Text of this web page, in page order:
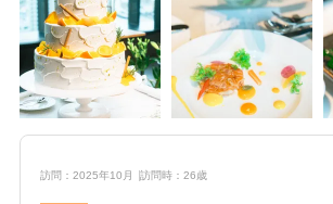
訪問：2025年10月 訪問時：26歳